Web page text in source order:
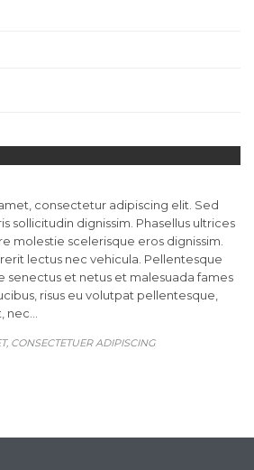
consectetur adipiscing elit. Sed
sollicitudin dignissim. Phasellus ultrices
molestie scelerisque eros dignissim.
lectus nec vehicula. Pellentesque
senectus et netus et malesuada fames
risus eu volutpat pellentesque,
nec…
CONSECTETUER ADIPISCING